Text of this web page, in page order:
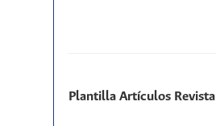
Plantilla Artículos Revista